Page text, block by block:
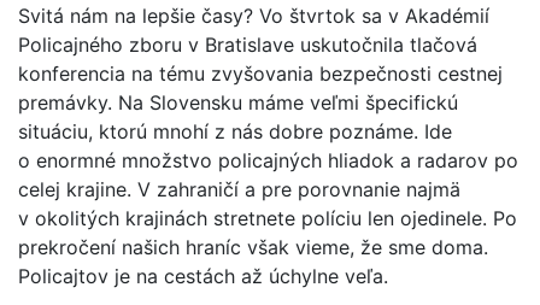
Svitá nám na lepšie časy? Vo štvrtok sa v Akadémií
Policajného zboru v Bratislave uskutočnila tlačová
konferencia na tému zvyšovania bezpečnosti cestnej
premávky. Na Slovensku máme veľmi špecifickú
situáciu, ktorú mnohí z nás dobre poznáme. Ide
o enormné množstvo policajných hliadok a radarov po
celej krajine. V zahraničí a pre porovnanie najmä
v okolitých krajinách stretnete políciu len ojedinele. Po
prekročení našich hraníc však vieme, že sme doma.
Policajtov je na cestách až úchylne veľa.